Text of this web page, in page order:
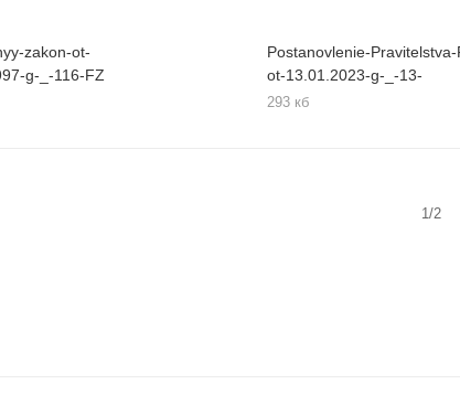
zakon-ot-
g-_-116-FZ
Postanovlenie-Pravitelstva-
ot-13.01.2023-g-_-13-
293 кб
1/2